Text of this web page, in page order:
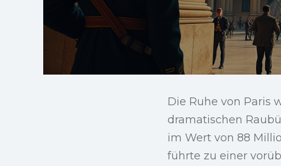
Die Ruhe von Paris
dramatischen
im Wert von 88
führte zu einer